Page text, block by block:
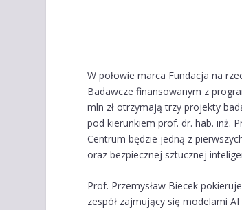
W połowie marca Fundacja na
Badawcze finansowanym z
mln zł otrzymają trzy projekty
pod kierunkiem prof. dr. hab. inż.
Centrum będzie jedną z
oraz bezpiecznej sztucznej
Prof. Przemysław Biecek
zespół zajmujący się modelami